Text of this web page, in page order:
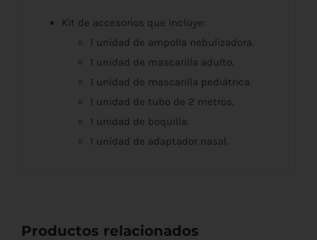
Kit de accesorios que incluye:
1 unidad de ampolla nebulizadora.
1 unidad de mascarilla adulto.
1 unidad de mascarilla pediátrica.
1 unidad de tubo de 2 metros.
1 unidad de boquilla.
1 unidad de adaptador nasal.
Productos relacionados